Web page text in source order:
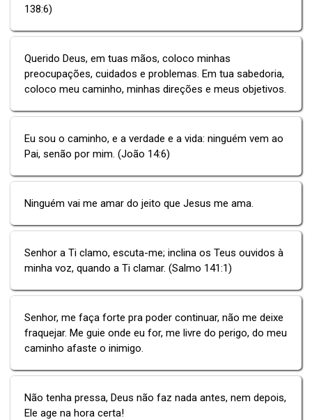
138:6)
Querido Deus, em tuas mãos, coloco minhas
preocupações, cuidados e problemas. Em tua sabedoria,
coloco meu caminho, minhas direções e meus objetivos.
Eu sou o caminho, e a verdade e a vida: ninguém vem ao
Pai, senão por mim. (João 14:6)
Ninguém vai me amar do jeito que Jesus me ama.
Senhor a Ti clamo, escuta-me; inclina os Teus ouvidos à
minha voz, quando a Ti clamar. (Salmo 141:1)
Senhor, me faça forte pra poder continuar, não me deixe
fraquejar. Me guie onde eu for, me livre do perigo, do meu
caminho afaste o inimigo.
Não tenha pressa, Deus não faz nada antes, nem depois,
Ele age na hora certa!